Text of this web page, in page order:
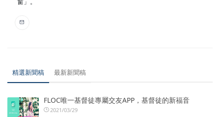
精選新聞稿 最新新聞稿
FLOC唯一基督徒專屬交友APP，基督徒的新福音
2021/03/29